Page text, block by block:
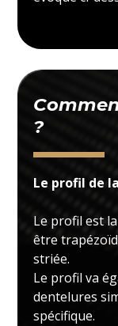
?
Le profil de
Le profil est
être
striée.
Le profil va
dentelures
spécifique.